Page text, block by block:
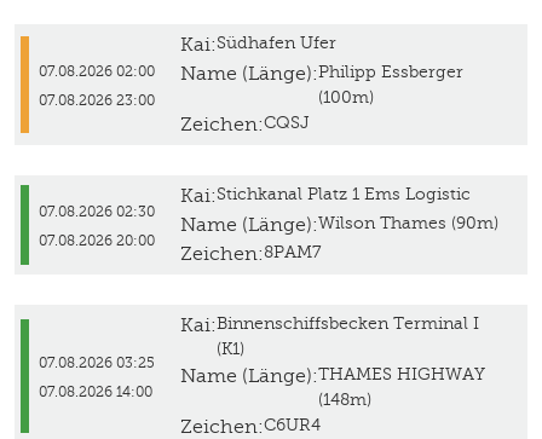
07.08.2026 02:00
07.08.2026 23:00
Kai:Südhafen Ufer
Name (Länge):Philipp Essberger
(100m)
Zeichen:CQSJ
07.08.2026 02:30
07.08.2026 20:00
Kai:Stichkanal Platz 1 Ems Logistic
Name (Länge):Wilson Thames (90m)
Zeichen:8PAM7
07.08.2026 03:25
07.08.2026 14:00
Kai:Binnenschiffsbecken Terminal I
(K1)
Name (Länge):THAMES HIGHWAY
(148m)
Zeichen:C6UR4